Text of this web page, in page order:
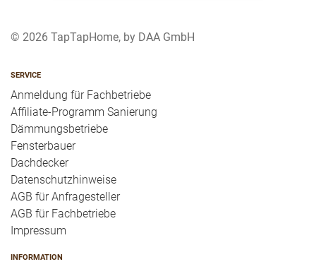
© 2026 TapTapHome, by DAA GmbH
SERVICE
Anmeldung für Fachbetriebe
Affiliate-Programm Sanierung
Dämmungsbetriebe
Fensterbauer
Dachdecker
Datenschutzhinweise
AGB für Anfragesteller
AGB für Fachbetriebe
Impressum
INFORMATION